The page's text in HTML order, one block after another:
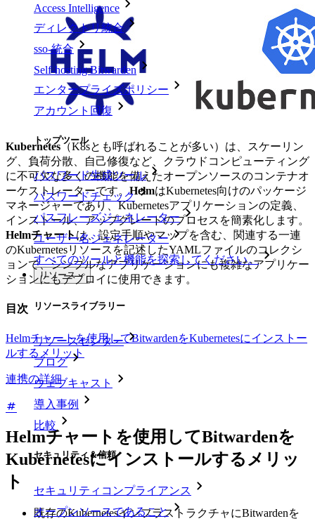
Access Intelligence
ディレクトリ統合
sso-統合
Self-hosting Bitwarden
エンタープライズポリシー
アカウント回復
トップツール
パスワード生成ツール
パスワードチェック
パスフレーズジェネレーター
ユーザー名ジェネレーター
すべてのツールと機能を探索してください。
リソース
リソースライブラリー
リソースセンター
ブログ
ウェブキャスト
導入事例
比較
セキュリティ＆信頼
セキュリティコンプライアンス
オープンソースであること
Kubernetes （K8sとも呼ばれることが多い）は、スケーリン
グ、負荷分散、自己修復など、クラウドコンピューティング
に不可欠な多くの機能を備えたオープンソースのコンテナオ
ーケストレーターです。HelmはKubernetes向けのパッケージ
マネージャーであり、Kubernetesアプリケーションの定義、
インストール、アップグレードのプロセスを簡素化します。
Helmチャートは、設定手順やマップを含む、関連する一連
のKubernetesリソースを記述したYAMLファイルのコレクシ
ョンで、シンプルなアプリケーションにも複雑なアプリケー
ションにもデプロイに使用できます。
目次
Helmチャートを使用してBitwardenをKubernetesにインストー
ルするメリット
連携の詳細
Helmチャートを使用してBitwardenを
Kubernetesにインストールするメリッ
ト
既存のKubernetesインフラストラクチャにBitwardenを